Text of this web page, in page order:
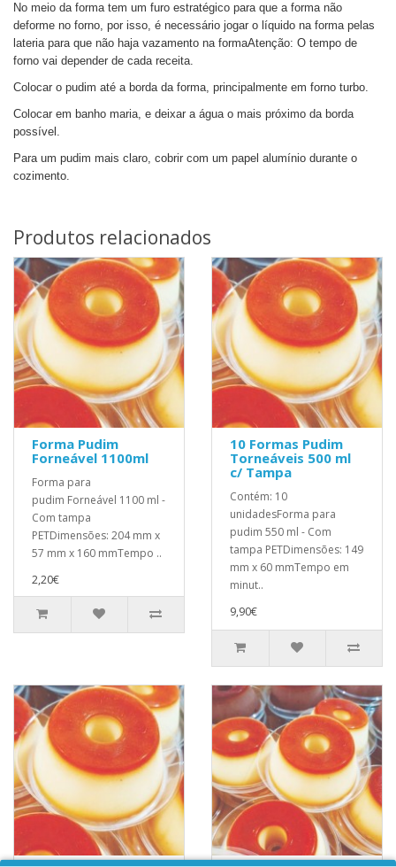
No meio da forma tem um furo estratégico para que a forma não
deforme no forno, por isso, é necessário jogar o líquido na forma pelas
lateria para que não haja vazamento na formaAtenção: O tempo de
forno vai depender de cada receita.
Colocar o pudim até a borda da forma, principalmente em forno turbo.
Colocar em banho maria, e deixar a água o mais próximo da borda
possível.
Para um pudim mais claro, cobrir com um papel alumínio durante o
cozimento.
Produtos relacionados
Forma Pudim
Forneável 1100ml
Forma para
pudim Forneável 1100 ml -
Com tampa
PETDimensões: 204 mm x
57 mm x 160 mmTempo ..
2,20€
10 Formas Pudim
Torneáveis 500 ml
c/ Tampa
Contém: 10
unidadesForma para
pudim 550 ml - Com
tampa PETDimensões: 149
mm x 60 mmTempo em
minut..
9,90€